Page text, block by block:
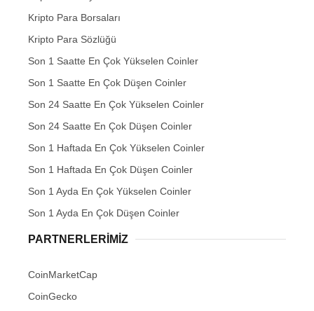
Kripto Para Borsaları
Kripto Para Sözlüğü
Son 1 Saatte En Çok Yükselen Coinler
Son 1 Saatte En Çok Düşen Coinler
Son 24 Saatte En Çok Yükselen Coinler
Son 24 Saatte En Çok Düşen Coinler
Son 1 Haftada En Çok Yükselen Coinler
Son 1 Haftada En Çok Düşen Coinler
Son 1 Ayda En Çok Yükselen Coinler
Son 1 Ayda En Çok Düşen Coinler
PARTNERLERIMIZ
CoinMarketCap
CoinGecko